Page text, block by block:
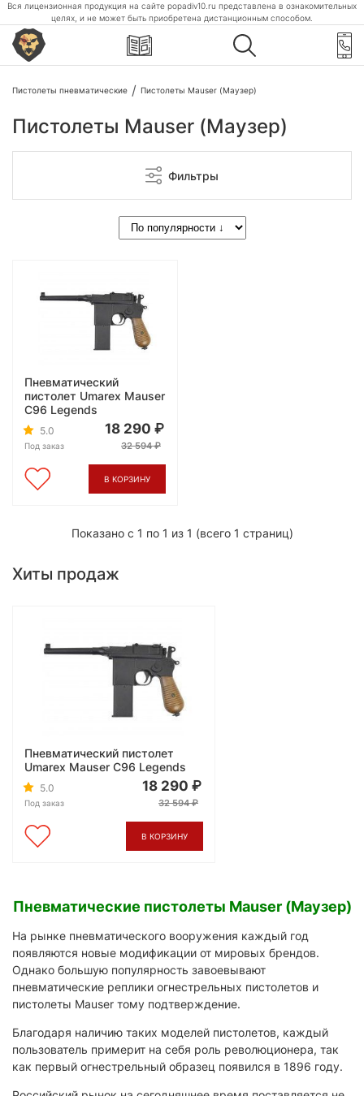
Вся лицензионная продукция на сайте popadiv10.ru представлена в ознакомительных
целях, и не может быть приобретена дистанционным способом.
Пистолеты пневматические Пистолеты Mauser (Маузер)
Пистолеты Mauser (Маузер)
Фильтры
Пневматический
пистолет Umarex Mauser
C96 Legends
5.0
Под заказ
18 290
32 594
В КОРЗИНУ
Показано с 1 по 1 из 1 (всего 1 страниц)
Хиты продаж
Пневматический пистолет
Umarex Mauser C96 Legends
5.0
Под заказ
18 290
32 594
В КОРЗИНУ
Пневматические пистолеты Mauser (Маузер)
На рынке пневматического вооружения каждый год
появляются новые модификации от мировых брендов.
Однако большую популярность завоевывают
пневматические реплики огнестрельных пистолетов и
пистолеты Mauser тому подтверждение.
Благодаря наличию таких моделей пистолетов, каждый
пользователь примерит на себя роль революционера, так
как первый огнестрельный образец появился в 1896 году.